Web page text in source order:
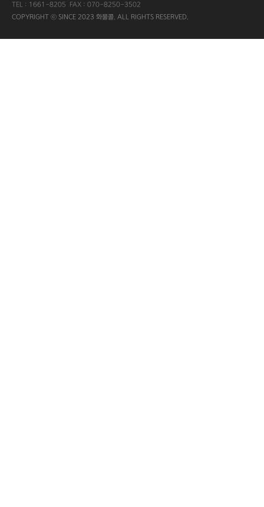
TEL : 1661-8205 FAX : 070-8250-3502
COPYRIGHT ⓒ SINCE 2023 화물콜. ALL RIGHTS RESERVED.